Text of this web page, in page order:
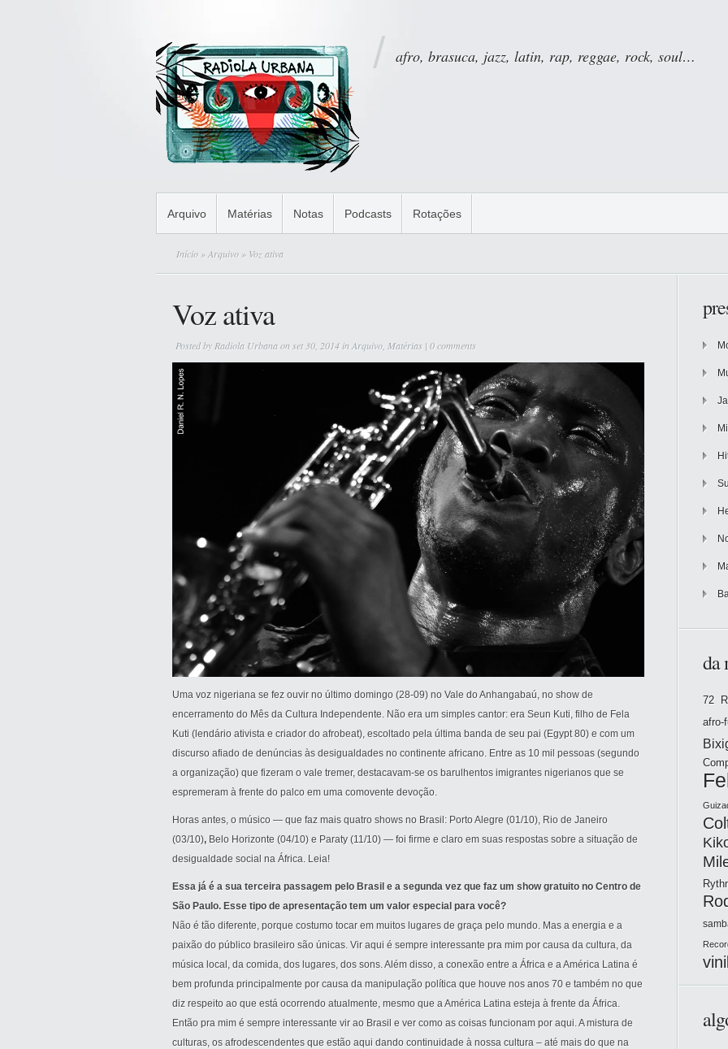
afro, brasuca, jazz, latin, rap, reggae, rock, soul…
Arquivo Matérias Notas Podcasts Rotações
Início »Arquivo » Voz ativa
Voz ativa
Posted by Radiola Urbanaon set 30, 2014 inArquivo Matérias | 0 comments
Uma voz nigeriana se fez ouvir no último domingo (28-09) no Vale do Anhangabaú, no show de
encerramento do Mês da Cultura Independente. Não era um simples cantor: era Seun Kuti, filho de Fela
Kuti (lendário ativista e criador do afrobeat), escoltado pela última banda de seu pai (Egypt 80) e com um
discurso afiado de denúncias às desigualdades no continente africano. Entre as 10 mil pessoas (segundo
a organização) que fizeram o vale tremer, destacavam-se os barulhentos imigrantes nigerianos que se
espremeram à frente do palco em uma comovente devoção.
Horas antes, o músico — que faz mais quatro shows no Brasil: Porto Alegre (01/10), Rio de Janeiro
(03/10), Belo Horizonte (04/10) e Paraty (11/10) — foi firme e claro em suas respostas sobre a situação de
desigualdade social na África. Leia!
Essa já é a sua terceira passagem pelo Brasil e a segunda vez que faz um show gratuito no Centro de
São Paulo. Esse tipo de apresentação tem um valor especial para você?
Não é tão diferente, porque costumo tocar em muitos lugares de graça pelo mundo. Mas a energia e a
paixão do público brasileiro são únicas. Vir aqui é sempre interessante pra mim por causa da cultura, da
música local, da comida, dos lugares, dos sons. Além disso, a conexão entre a África e a América Latina é
bem profunda principalmente por causa da manipulação política que houve nos anos 70 e também no que
diz respeito ao que está ocorrendo atualmente, mesmo que a América Latina esteja à frente da África.
Então pra mim é sempre interessante vir ao Brasil e ver como as coisas funcionam por aqui. A mistura de
culturas, os afrodescendentes que estão aqui dando continuidade à nossa cultura – até mais do que na
da
72
afro-
vinil